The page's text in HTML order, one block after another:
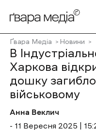
Ґвара Медіа Новини
В
Харкова
дошку
військовому
Анна Веклич
- 11 Вересня 2025 |